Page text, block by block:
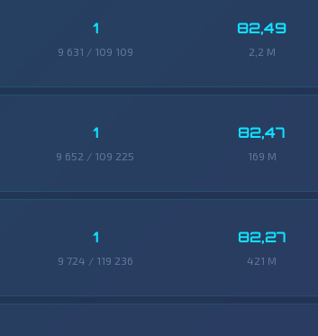
1
9 631 / 109 109
82,49
2,2 M
1
9 652 / 109 225
82,47
169 M
1
9 724 / 119 236
82,27
421 M